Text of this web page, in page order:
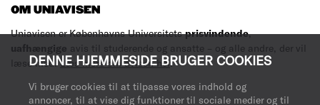
DENNE HJEMMESIDE BRUGER COOKIES
Vi bruger cookies til at tilpasse vores indhold og
annoncer, til at vise dig funktioner til sociale medier og til
OM UNIAVISEN
Uniavisen er Københavns Universitetsprisvindende,
uafhængige avis til studerende og ansatte – og alle andre, der vil
læse med.Læs mere om avisen her.